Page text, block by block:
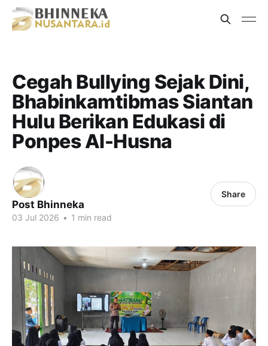
Cegah Bullying Sejak Dini,
Bhabinkamtibmas Siantan
Hulu Berikan Edukasi di
Ponpes Al-Husna
Post Bhinneka
03 Jul 2026 • 1 min read
Share